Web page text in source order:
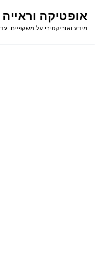
לתוכןאופטיקה וראייה
מידע ואוביקטיבי על משקפיים,